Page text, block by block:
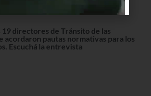
directores de Tránsito de las
acordaron pautas normativas para los
Escuchá la entrevista